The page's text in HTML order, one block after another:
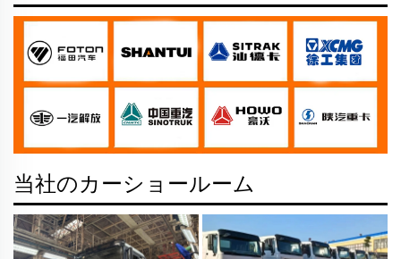
当社のカーショールーム